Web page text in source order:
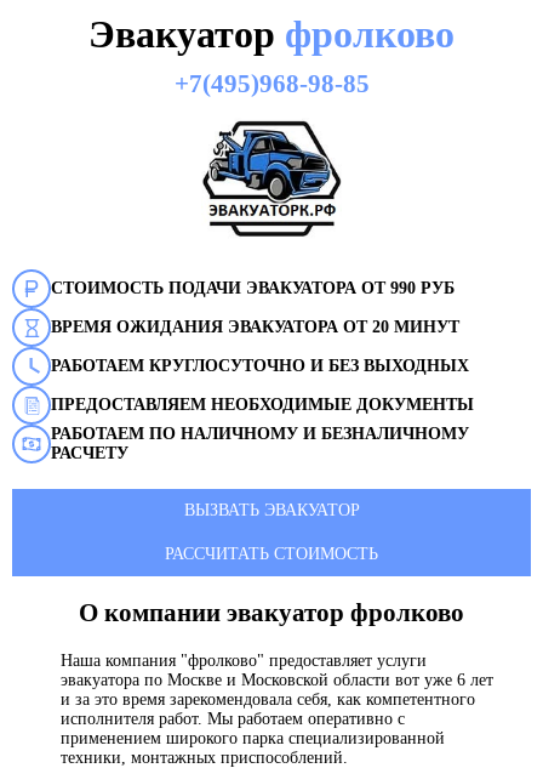
Эвакуатор фролково
+7(495)968-98-85
СТОИМОСТЬ ПОДАЧИ ЭВАКУАТОРА ОТ 990 РУБ
ВРЕМЯ ОЖИДАНИЯ ЭВАКУАТОРА ОТ 20 МИНУТ
РАБОТАЕМ КРУГЛОСУТОЧНО И БЕЗ ВЫХОДНЫХ
ПРЕДОСТАВЛЯЕМ НЕОБХОДИМЫЕ ДОКУМЕНТЫ
РАБОТАЕМ ПО НАЛИЧНОМУ И БЕЗНАЛИЧНОМУ
РАСЧЕТУ
ВЫЗВАТЬ ЭВАКУАТОР
РАССЧИТАТЬ СТОИМОСТЬ
О компании эвакуатор фролково
Наша компания "фролково" предоставляет услуги
эвакуатора по Москве и Московской области вот уже 6 лет
и за это время зарекомендовала себя, как компетентного
исполнителя работ. Мы работаем оперативно с
применением широкого парка специализированной
техники, монтажных приспособлений.